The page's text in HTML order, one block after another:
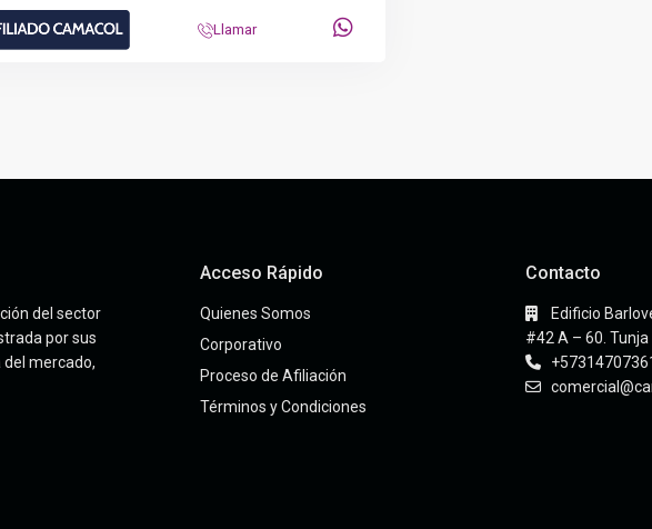
Llamar
del sector
por sus
mercado,
Acceso Rápido
Quienes Somos
Corporativo
Proceso de Afiliación
Términos y Condiciones
Contacto
Edificio
#42 A – 60. Tunja